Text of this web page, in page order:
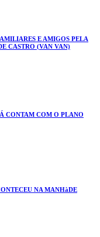
E AMIGOS PELA
CASTRO (VAN VAN)
CONTAM COM O PLANO
NA MANHàDE